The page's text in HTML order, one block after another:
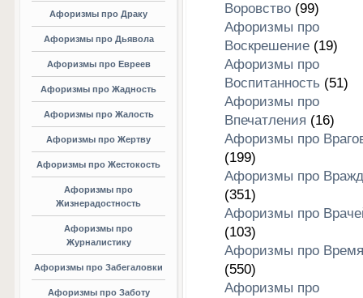
Афоризмы про Драку
Афоризмы про Дьявола
Афоризмы про Евреев
Афоризмы про Жадность
Афоризмы про Жалость
Афоризмы про Жертву
Афоризмы про Жестокость
Афоризмы про
Жизнерадостность
Афоризмы про
Журналистику
Афоризмы про Забегаловки
Афоризмы про Заботу
Воровство(99)
Афоризмы про
Воскрешение(19)
Афоризмы про
Воспитанность (51)
Афоризмы про
Впечатления (16)
Афоризмы про
(199)
Афоризмы про
(351)
Афоризмы про
(103)
Афоризмы про Время
(550)
Афоризмы про